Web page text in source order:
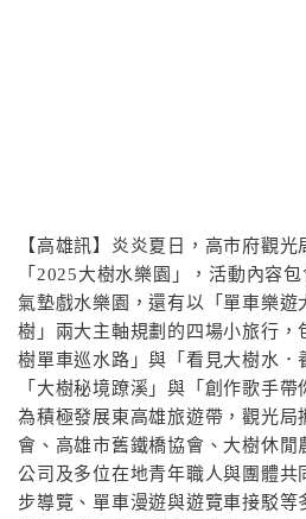
【高雄訊】炎炎夏日，高市府觀
「2025大樹水樂園」，活動內容
氣墊戲水樂園，還有以「單車樂遊
樹」兩大主軸規劃的四場小旅行，
樹單車巡水路」與「看見大樹水．
「大樹秘境蹽溪」與「創作歌手帶
為積極發展東高雄旅遊帶，觀光局
會、高雄市舊鐵橋協會、大樹休閒
公司及多位在地青年職人與團體共
步導覽、單車漫遊與遊覽車接駁等